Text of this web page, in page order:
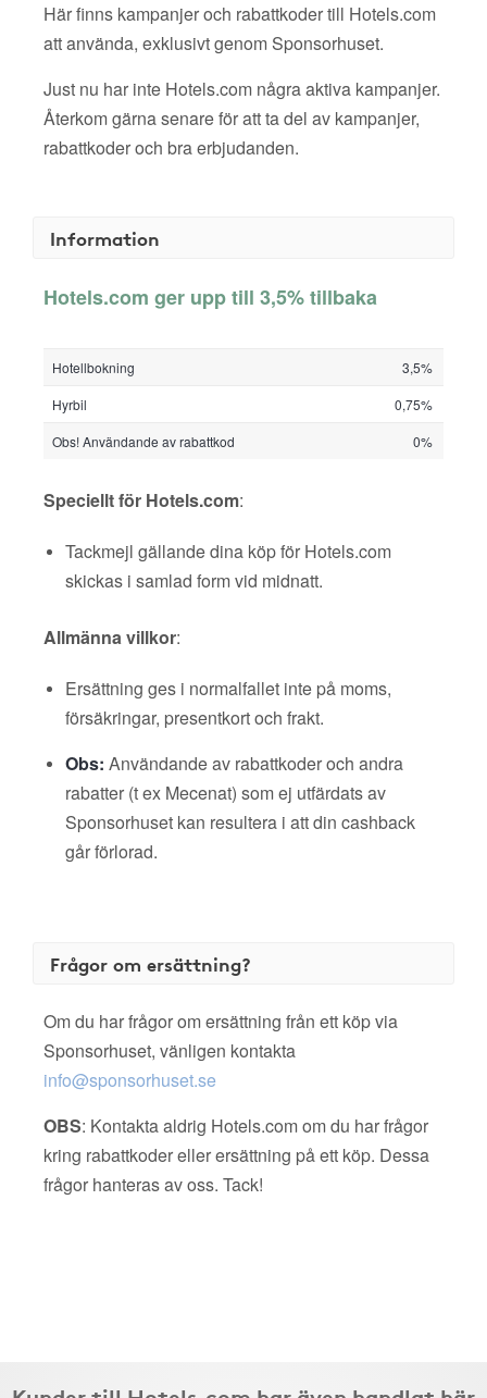
Här finns kampanjer och rabattkoder till Hotels.com
att använda, exklusivt genom Sponsorhuset.
Just nu har inte Hotels.com några aktiva kampanjer.
Återkom gärna senare för att ta del av kampanjer,
rabattkoder och bra erbjudanden.
Information
Hotels.com ger upp till 3,5% tillbaka
Hotellbokning
3,5%
Hyrbil
0,75%
Obs! Användande av rabattkod
0%
Speciellt för Hotels.com:
Tackmejl gällande dina köp för Hotels.com
skickas i samlad form vid midnatt.
Allmänna villkor:
Ersättning ges i normalfallet inte på moms,
försäkringar, presentkort och frakt.
Obs: Användande av rabattkoder och andra
rabatter (t ex Mecenat) som ej utfärdats av
Sponsorhuset kan resultera i att din cashback
går förlorad.
Frågor om ersättning?
Om du har frågor om ersättning från ett köp via
Sponsorhuset, vänligen kontakta
info@sponsorhuset.se
OBS: Kontakta aldrig Hotels.com om du har frågor
kring rabattkoder eller ersättning på ett köp. Dessa
frågor hanteras av oss. Tack!